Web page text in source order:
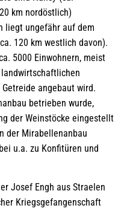
km nordöstlich)
liegt ungefähr auf dem
120 km westlich davon).
5000 Einwohnern, meist
angebaut wird.
betrieben wurde,
der Weinstöcke eingestellt
der Mirabellenanbau
u.a. zu Konfitüren und
Josef Engh aus Straelen
Kriegsgefangenschaft